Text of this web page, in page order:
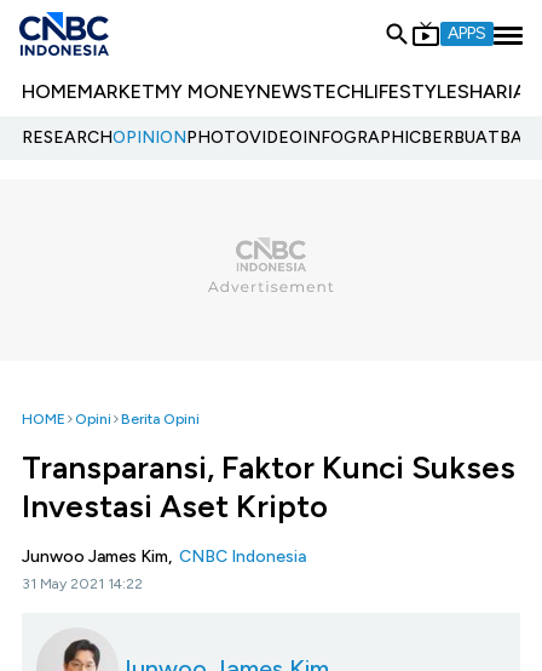
APPS
HOMEMARKETMY MONEYNEWSTECHLIFESTYLESHARIA
RESEARCHOPINIONPHOTOVIDEOINFOGRAPHIC
HOME Opini Berita Opini
Transparansi, Faktor Kunci Sukses
Investasi Aset Kripto
Junwoo James Kim, CNBC Indonesia
31 May 2021 14:22